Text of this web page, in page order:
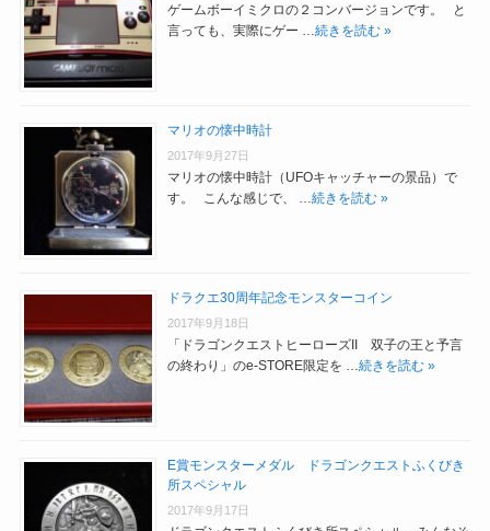
ゲームボーイミクロの２コンバージョンです。 と
言っても、実際にゲー … 続きを読む »
マリオの懐中時計
2017年9月27日
マリオの懐中時計（UFOキャッチャーの景品）で
す。 こんな感じで、 … 続きを読む »
ドラクエ30周年記念モンスターコイン
2017年9月18日
「ドラゴンクエストヒーローズII 双子の王と予言
の終わり」のe-STORE限定を … 続きを読む »
E賞モンスターメダル ドラゴンクエストふくびき
所スペシャル
2017年9月17日